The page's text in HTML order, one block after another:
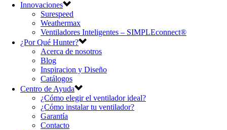
Innovaciones
Surespeed
Weathermax
Ventiladores Inteligentes – SIMPLEconnect®
¿Por Qué Hunter?
Acerca de nosotros
Blog
Inspiracion y Diseño
Catálogos
Centro de Ayuda
¿Cómo elegir el ventilador ideal?
¿Cómo instalar tu ventilador?
Garantía
Contacto